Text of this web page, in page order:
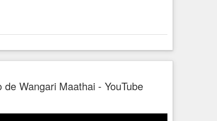
Wangari Maathai - YouTube